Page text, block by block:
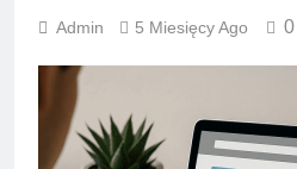
Admin 5 Miesięcy Ago 0